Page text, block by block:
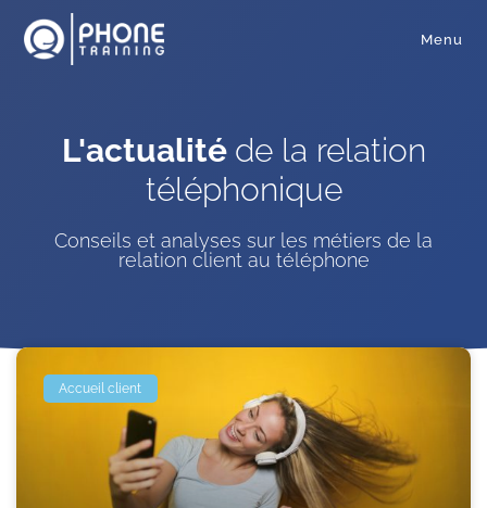
Menu
L'actualité de la relation
téléphonique
Conseils et analyses sur les métiers de la
relation client au téléphone
Accueil client